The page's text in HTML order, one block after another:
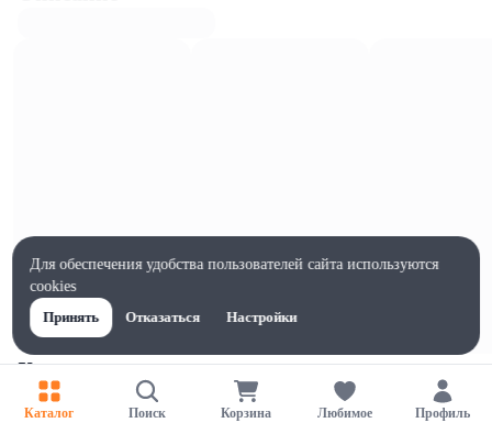
Характеристики
Ширина, мм
200
Каталог Поиск Корзина Любимое Профиль
Для обеспечения удобства пользователей сайта используются
cookies
Принять
Отказаться Настройки